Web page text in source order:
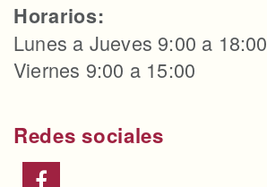
Horarios:
Lunes a Jueves 9:00 a 18:00
Viernes 9:00 a 15:00
Redes sociales